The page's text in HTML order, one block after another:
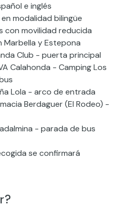
e inglés
modalidad bilingüe
con movilidad reducida
Marbella y Estepona
Club - puerta principal
Calahonda - Camping Los
Lola - arco de entrada
Berdaguer (El Rodeo) -
- parada de bus
se confirmará